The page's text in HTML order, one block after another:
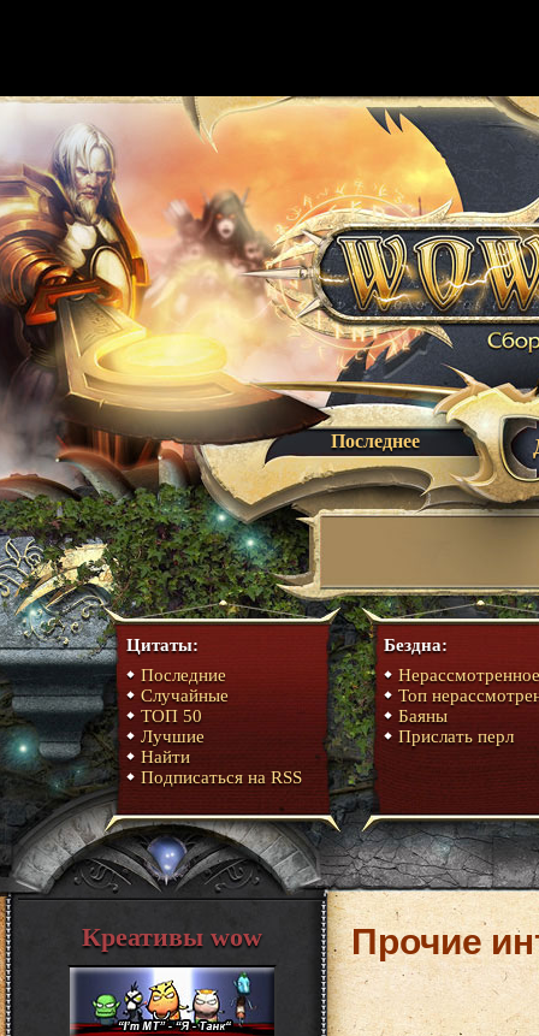
Последнее
Цитаты:
Последние
Случайные
ТОП 50
Лучшие
Найти
Подписаться на RSS
Бездна:
Нерассмотренное
Топ
Баяны
Прислать перл
Прочие
Креативы wow